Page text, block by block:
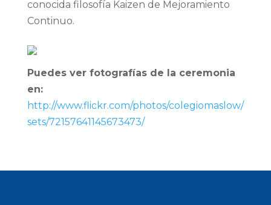
conocida filosofía Kaizen de Mejoramiento
Continuo.
Puedes ver fotografías de la ceremonia
en:
http://www.flickr.com/photos/colegiomaslow/
sets/72157641145673473/